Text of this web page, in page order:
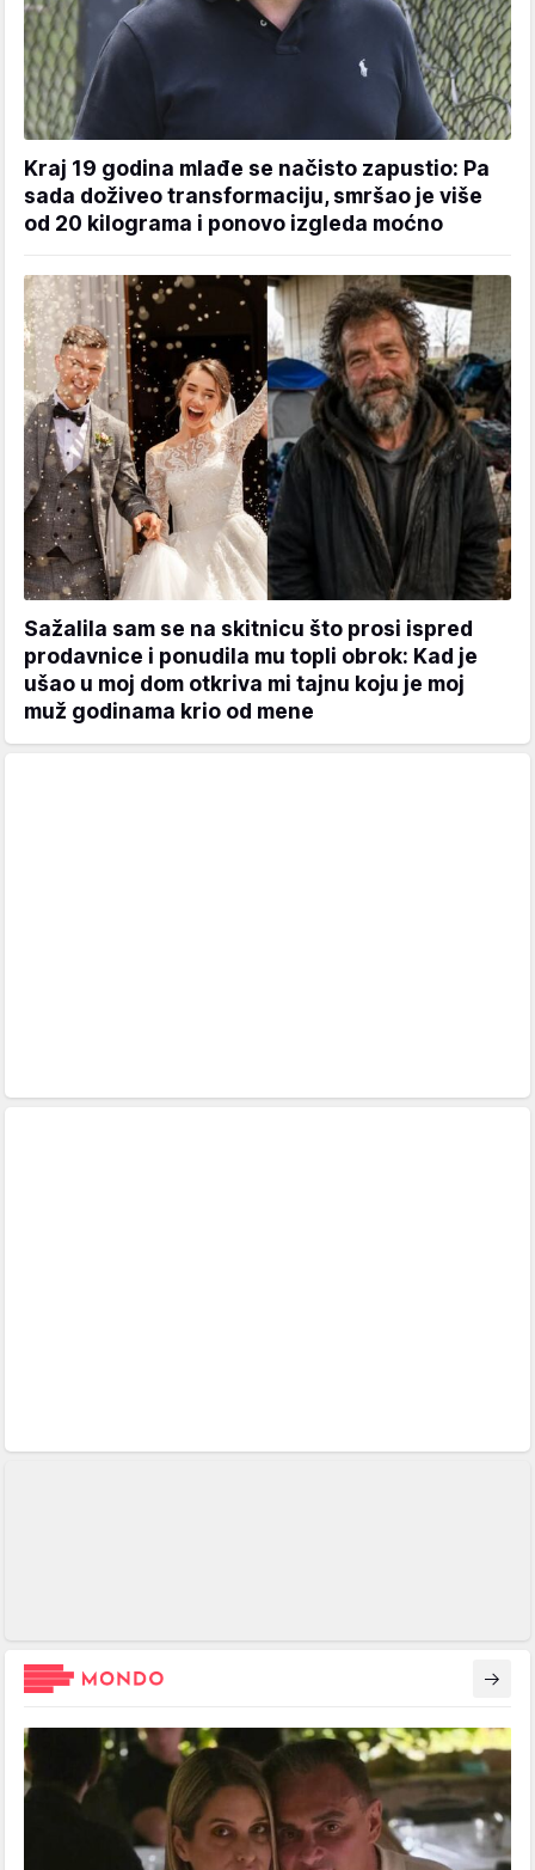
Kraj 19 godina mlađe se načisto zapustio: Pa
sada doživeo transformaciju, smršao je više
od 20 kilograma i ponovo izgleda moćno
Sažalila sam se na skitnicu što prosi ispred
prodavnice i ponudila mu topli obrok: Kad je
ušao u moj dom otkriva mi tajnu koju je moj
muž godinama krio od mene